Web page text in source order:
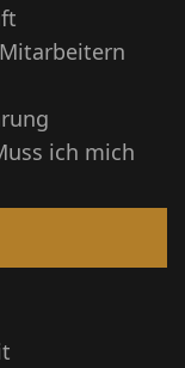
ich mich